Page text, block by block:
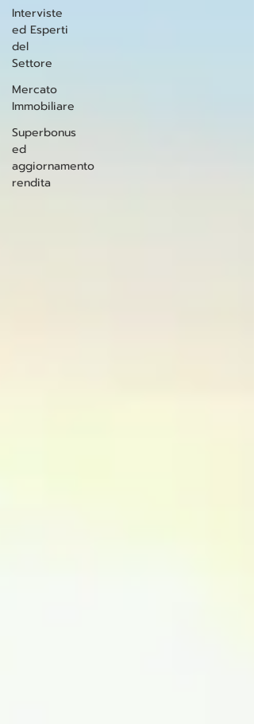
Interviste
ed Esperti
del
Settore
Mercato
Immobiliare
Superbonus
ed
aggiornamento
rendita